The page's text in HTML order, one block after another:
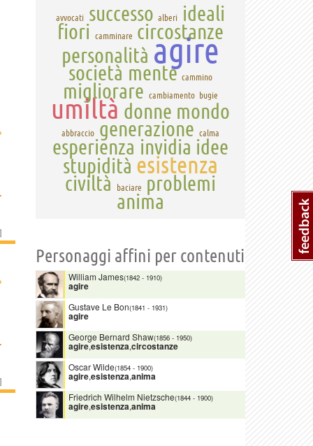
]
]
avvocati successo alberi ideali
fiori camminare circostanze
personalità agire
società mente cammino
migliorare cambiamento bugie
umiltà donne mondo
abbraccio generazione calma
esperienza invidia idee
stupidità esistenza
civiltà baciare problemi
anima
Personaggi affini per contenuti
William James(1842 - 1910)
agire
Gustave Le Bon(1841 - 1931)
agire
George Bernard Shaw(1856 - 1950)
agire,esistenza,circostanze
Oscar Wilde(1854 - 1900)
agire,esistenza,anima
Friedrich Wilhelm Nietzsche(1844 - 1900)
agire,esistenza,anima